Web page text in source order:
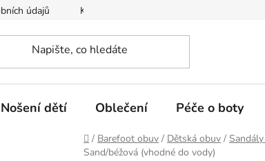
údajů Kontakty na prodejny
Nošení dětí Oblečení Péče o boty
Domů
/ Barefoot obuv / Dětská obuv /
Sand/béžová (vhodné do vody)